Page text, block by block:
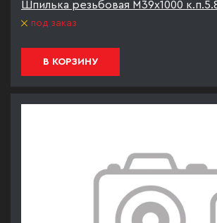
Шпилька резьбовая М39х1000
под заказ
В КОРЗИНУ